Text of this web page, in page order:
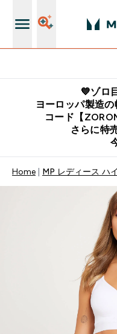
💙ゾロ
ヨーロッパ製造
コード【
さらに特
Home MP レディース ハ